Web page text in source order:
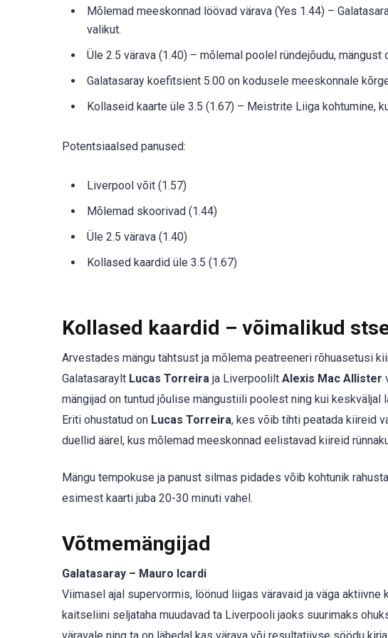
Mõlemad meeskonnad löövad värava (Yes 1.44) –
valikut.
Üle 2.5 värava (1.40) – mõlemal poolel ründejõudu, mängust
Galatasaray koefitsient 5.00 on kodusele meeskonnale
Kollaseid kaarte üle 3.5 (1.67) – Meistrite Liiga kohtumine,
Potentsiaalsed panused:
Liverpool võit (1.57)
Mõlemad skoorivad (1.44)
Üle 2.5 värava (1.40)
Kollased kaardid üle 3.5 (1.67)
Kollased kaardid – võimalikud
Arvestades mängu tähtsust ja mõlema peatreeneri rõhuasetusi
Galatasaraylt Lucas Torreira ja Liverpoolilt Alexis Mac Allister
mängijad on tuntud jõulise mängustiili poolest ning kui keskväljal
Eriti ohustatud on Lucas Torreira, kes võib tihti peatada kiireid
duellid äärel, kus mõlemad meeskonnad eelistavad kiireid
Mängu tempokuse ja panust silmas pidades võib kohtunik
esimest kaarti juba 20-30 minuti vahel.
Võtmemängijad
Galatasaray – Mauro Icardi
Viimasel ajal supervormis, löönud liigas väravaid ja väga
kaitseliini seljataha muudavad ta Liverpooli jaoks suurimaks